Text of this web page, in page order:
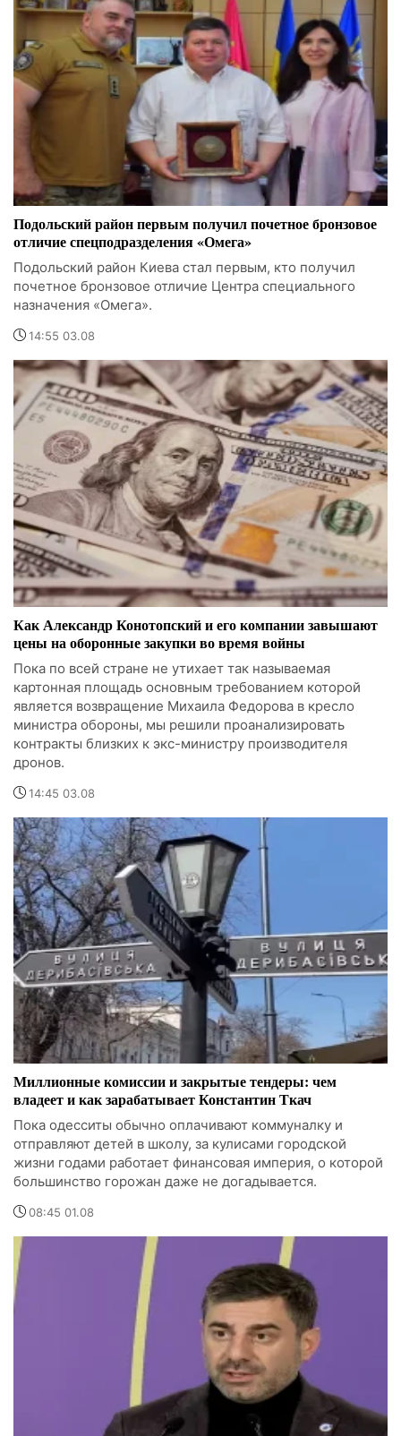
Подольский район первым получил почетное бронзовое
отличие спецподразделения «Омега»
Подольский район Киева стал первым, кто получил
почетное бронзовое отличие Центра специального
назначения «Омега».
14:55 03.08
Как Александр Конотопский и его компании завышают
цены на оборонные закупки во время войны
Пока по всей стране не утихает так называемая
картонная площадь основным требованием которой
является возвращение Михаила Федорова в кресло
министра обороны, мы решили проанализировать
контракты близких к экс-министру производителя
дронов.
14:45 03.08
Миллионные комиссии и закрытые тендеры: чем
владеет и как зарабатывает Константин Ткач
Пока одесситы обычно оплачивают коммуналку и
отправляют детей в школу, за кулисами городской
жизни годами работает финансовая империя, о которой
большинство горожан даже не догадывается.
08:45 01.08